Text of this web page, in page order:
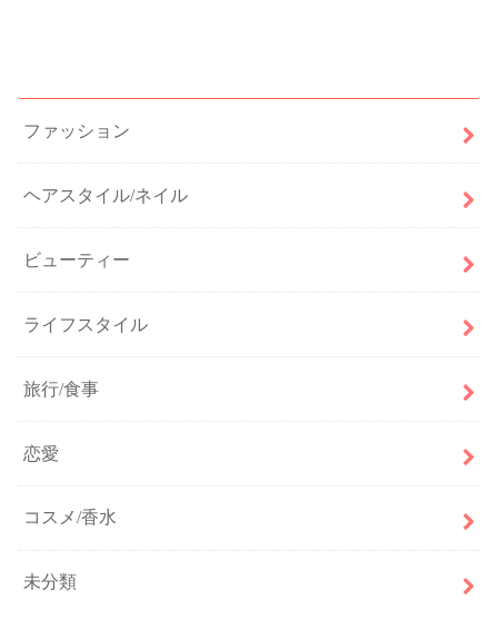
ファッション
ヘアスタイル/ネイル
ビューティー
ライフスタイル
旅行/食事
恋愛
コスメ/香水
未分類